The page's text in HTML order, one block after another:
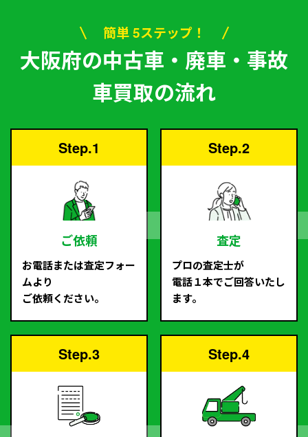
簡単 5ステップ！
大阪府の中古車・廃車・事故
車買取の流れ
Step.1
ご依頼
お電話または査定フォー
ムより
ご依頼ください。
Step.2
査定
プロの査定士が
電話１本でご回答いたし
ます。
Step.3 Step.4